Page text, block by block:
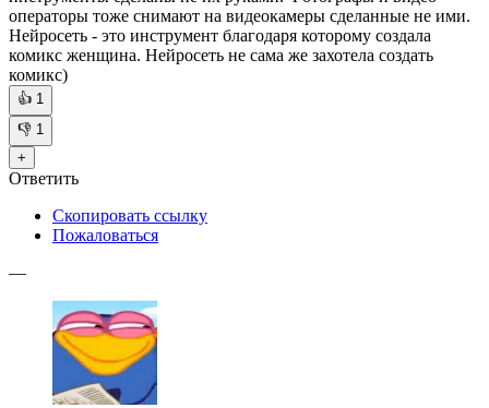
операторы тоже снимают на видеокамеры сделанные не ими.
Нейросеть - это инструмент благодаря которому создала
комикс женщина. Нейросеть не сама же захотела создать
комикс)
👍 1
👎 1
+
Ответить
Скопировать ссылку
Пожаловаться
—